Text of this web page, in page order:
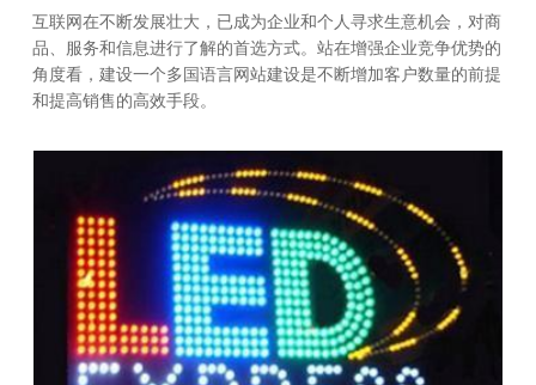
互联网在不断发展壮大，已成为企业和个人寻求生意机会，对商
品、服务和信息进行了解的首选方式。站在增强企业竞争优势的
角度看，建设一个多国语言网站建设是不断增加客户数量的前提
和提高销售的高效手段。